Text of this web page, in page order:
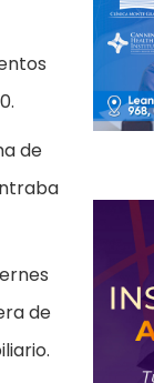
de
de